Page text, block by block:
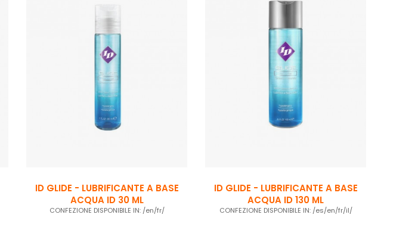
ID GLIDE - LUBRIFICANTE A BASE
ACQUA ID 30 ML
CONFEZIONE DISPONIBILE IN: /en/fr/
ID GLIDE - LUBRIFICANTE A BASE
ACQUA ID 130 ML
CONFEZIONE DISPONIBILE IN: /es/en/fr/il/